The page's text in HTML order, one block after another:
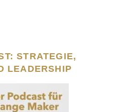
STRATEGIE,
LEADERSHIP